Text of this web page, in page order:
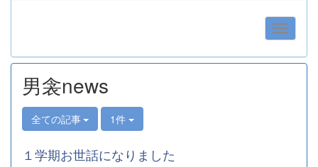
男衾news
全ての記事 1件
１学期お世話になりました